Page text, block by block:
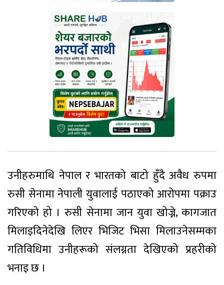
उनीहरुमाथि नेपाल र भारतको बाटो हुँदै अवैध रुपमा
रुसी सेनामा नेपाली युवालाई पठाएको आरोपमा पक्राउ
गरिएको हो । रुसी सेनामा जान युवा खोज्ने, कागजात
मिलाइदिनेदेखि लिएर भिजिट भिसा मिलाउनेसम्मका
गतिविधिमा उनीहरूको संलग्नता देखिएको प्रहरीको
भनाइ छ ।